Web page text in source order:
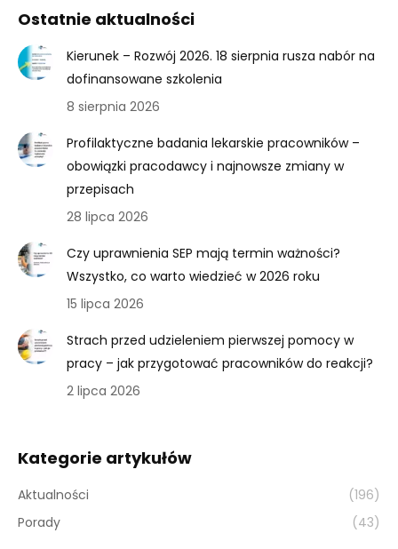
Ostatnie aktualności
Kierunek – Rozwój 2026. 18 sierpnia rusza nabór na
dofinansowane szkolenia
8 sierpnia 2026
Profilaktyczne badania lekarskie pracowników –
obowiązki pracodawcy i najnowsze zmiany w
przepisach
28 lipca 2026
Czy uprawnienia SEP mają termin ważności?
Wszystko, co warto wiedzieć w 2026 roku
15 lipca 2026
Strach przed udzieleniem pierwszej pomocy w
pracy – jak przygotować pracowników do reakcji?
2 lipca 2026
Kategorie artykułów
Aktualności
(196)
Porady
(43)